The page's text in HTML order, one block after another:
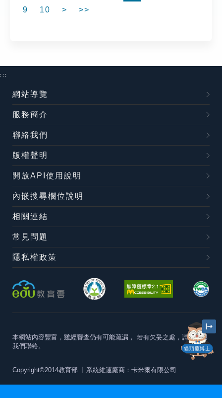
9
10 > >>
貓頭鷹博士
:::
網站導覽
服務簡介
聯絡我們
版權聲明
開放API使用說明
內嵌搜尋欄位說明
相關連結
常見問題
隱私權政策
本網站內容豐富，雖經審查仍有可能疏漏， 若有欠妥之處，請隨時與
我們聯絡。
Copyright©2014教育部 丨系統維運廠商：卡米爾有限公司